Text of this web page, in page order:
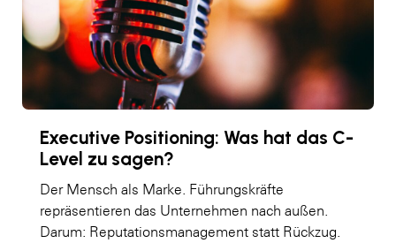
Executive Positioning: Was hat das C-
Level zu sagen?
Der Mensch als Marke. Führungskräfte
repräsentieren das Unternehmen nach außen.
Darum: Reputationsmanagement statt Rückzug.